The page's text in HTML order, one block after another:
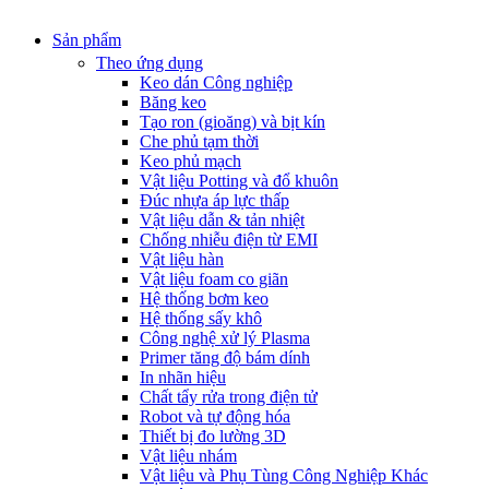
Sản phẩm
Theo ứng dụng
Keo dán Công nghiệp
Băng keo
Tạo ron (gioăng) và bịt kín
Che phủ tạm thời
Keo phủ mạch
Vật liệu Potting và đổ khuôn
Đúc nhựa áp lực thấp
Vật liệu dẫn & tản nhiệt
Chống nhiễu điện từ EMI
Vật liệu hàn
Vật liệu foam co giãn
Hệ thống bơm keo
Hệ thống sấy khô
Công nghệ xử lý Plasma
Primer tăng độ bám dính
In nhãn hiệu
Chất tẩy rửa trong điện tử
Robot và tự động hóa
Thiết bị đo lường 3D
Vật liệu nhám
Vật liệu và Phụ Tùng Công Nghiệp Khác